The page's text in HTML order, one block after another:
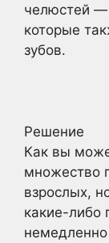
челюстей —
которые
зубов.
Решение
Как вы
множество
взрослых,
какие-либо
немедленно